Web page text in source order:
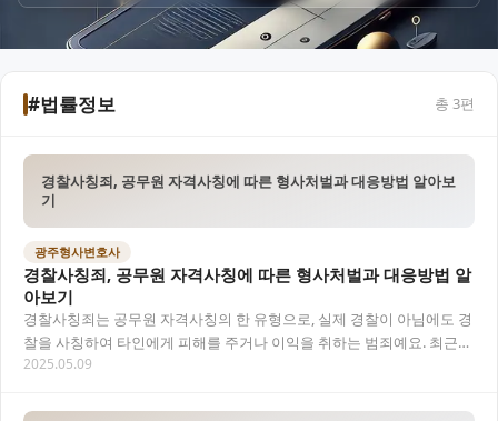
#법률정보 총 3편
경찰사칭죄, 공무원 자격사칭에 따른 형사처벌과 대응방법 알아보
기
광주형사변호사
경찰사칭죄, 공무원 자격사칭에 따른 형사처벌과 대응방법 알
아보기
경찰사칭죄는 공무원 자격사칭의 한 유형으로, 실제 경찰이 아님에도 경
찰을 사칭하여 타인에게 피해를 주거나 이익을 취하는 범죄예요. 최근
경찰을 사칭한 전화금융사기(보이스피싱)가 증…
2025.05.09